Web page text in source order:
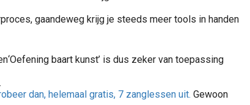
gaandeweg krijg je steeds meer tools in handen
‘Oefening baart kunst’ is dus zeker van toepassing
dan, helemaal gratis, 7 zanglessen uit. Gewoon